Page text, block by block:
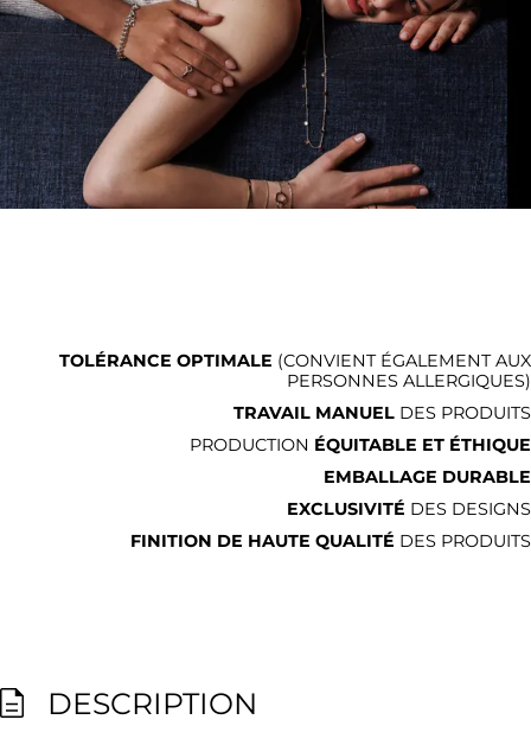
TOLÉRANCE OPTIMALE (CONVIENT ÉGALEMENT AUX
PERSONNES ALLERGIQUES)
TRAVAIL MANUEL DES PRODUITS
PRODUCTION ÉQUITABLE ET ÉTHIQUE
EMBALLAGE DURABLE
EXCLUSIVITÉ DES DESIGNS
FINITION DE HAUTE QUALITÉ DES PRODUITS
DESCRIPTION